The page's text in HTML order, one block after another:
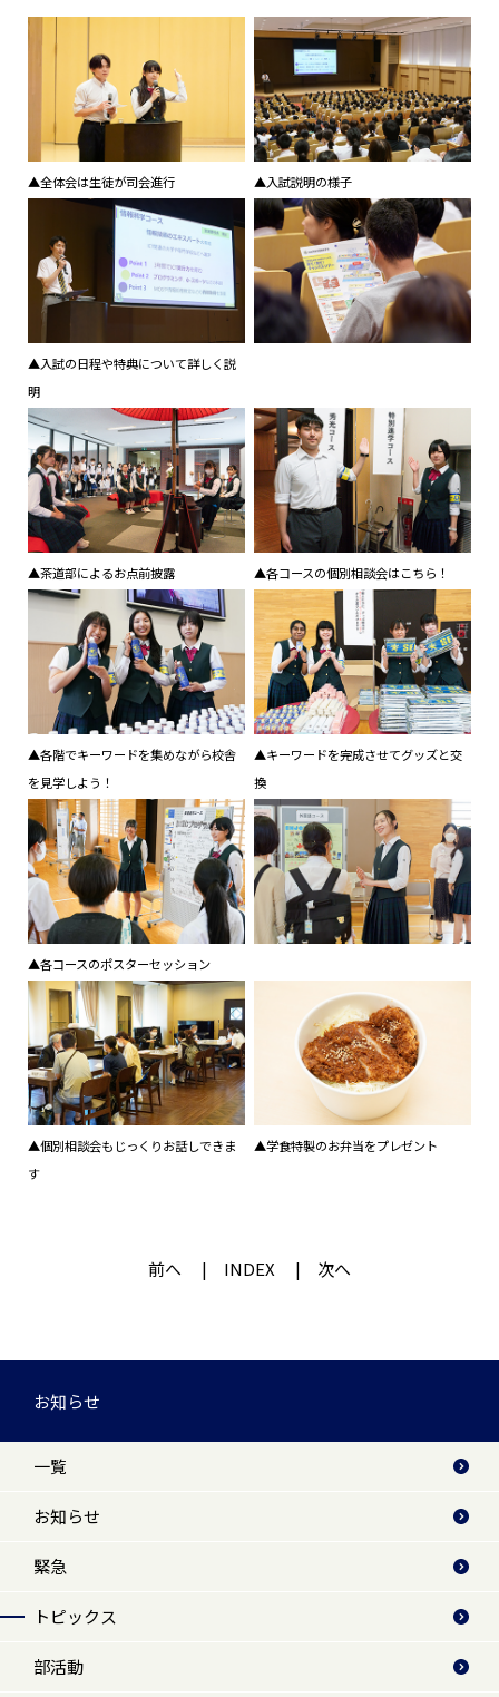
▲全体会は生徒が司会進行 ▲入試説明の様子
▲入試の日程や特典について詳しく説
明
▲茶道部によるお点前披露 ▲各コースの個別相談会はこちら！
▲各階でキーワードを集めながら校舎
を見学しよう！
▲キーワードを完成させてグッズと交
換
▲各コースのポスターセッション
▲個別相談会もじっくりお話しできま
す
▲学食特製のお弁当をプレゼント
前へ INDEX 次へ
お知らせ
一覧
お知らせ
緊急
トピックス
部活動